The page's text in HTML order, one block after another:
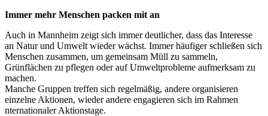
Immer mehr Menschen packen mit an
Auch in Mannheim zeigt sich immer deutlicher, dass das Interesse
an Natur und Umwelt wieder wächst. Immer häufiger schließen sich
Menschen zusammen, um gemeinsam Müll zu sammeln,
Grünflächen zu pflegen oder auf Umweltprobleme aufmerksam zu
machen.
Manche Gruppen treffen sich regelmäßig, andere organisieren
einzelne Aktionen, wieder andere engagieren sich im Rahmen
nternationaler Aktionstage.